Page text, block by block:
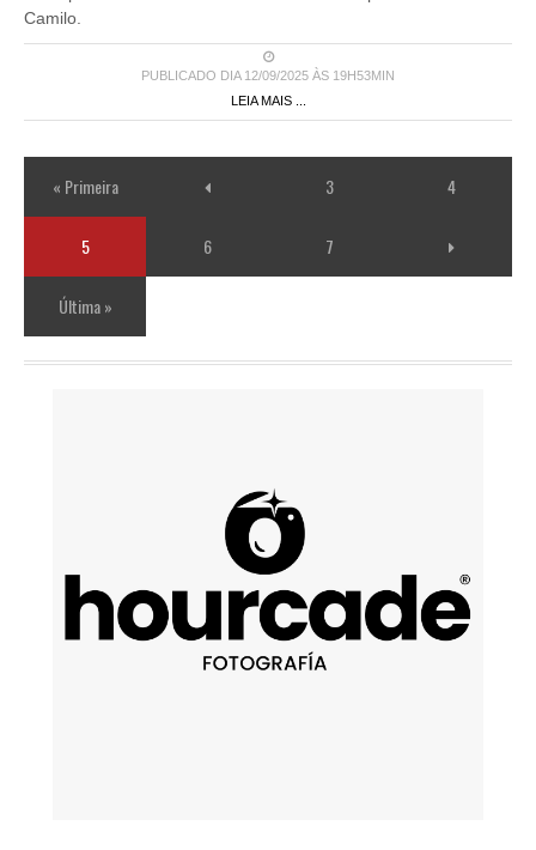
Camilo.
PUBLICADO DIA 12/09/2025 ÀS 19H53MIN
LEIA MAIS ...
« Primeira 3 4
5 6 7
Última »